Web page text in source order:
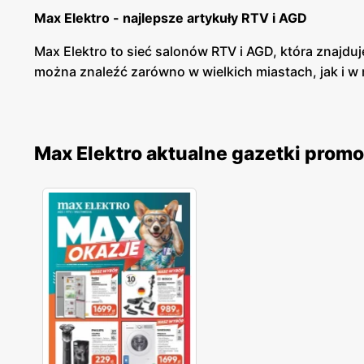
Max Elektro - najlepsze artykuły RTV i AGD
Max Elektro to sieć salonów RTV i AGD, która
można znaleźć zarówno w wielkich miastach, jak i w
można znaleźć zarówno pralki, lodówki, zmywarki,
Max Elektro - promocje
Max Elektro cyklicznie wypuszcza gazetki
zakup w systemie ratalnym, co sprawia, że każdy
swoich klientów.
Max Elektro aktualne gazetki